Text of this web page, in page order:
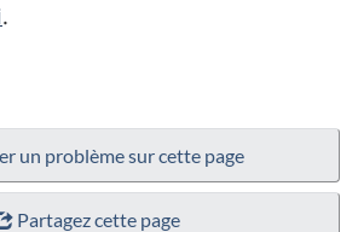
.
un problème sur cette page
Partagez cette page